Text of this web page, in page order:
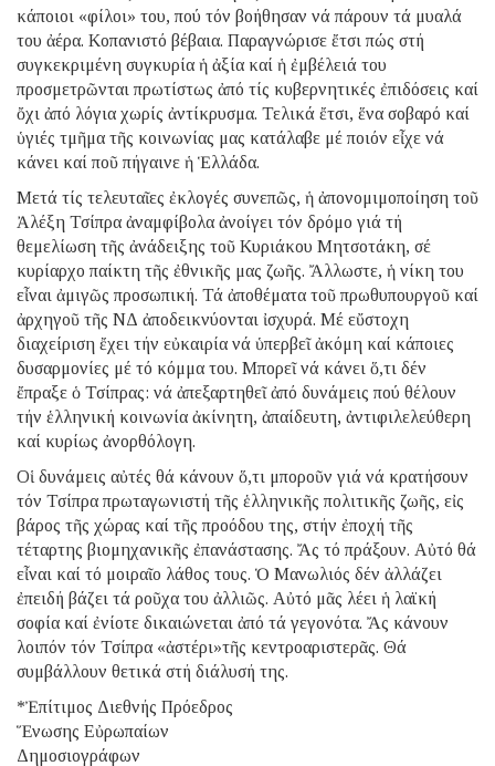
κάποιοι «φίλοι» του, πού τόν βοήθησαν νά πάρουν τά μυαλά
του ἀέρα. Κοπανιστό βέβαια. Παραγνώρισε ἔτσι πώς στή
συγκεκριμένη συγκυρία ἡ ἀξία καί ἡ ἐμβέλειά του
προσμετρῶνται πρωτίστως ἀπό τίς κυβερνητικές ἐπιδόσεις καί
ὄχι ἀπό λόγια χωρίς ἀντίκρυσμα. Τελικά ἔτσι, ἕνα σοβαρό καί
ὑγιές τμῆμα τῆς κοινωνίας μας κατάλαβε μέ ποιόν εἶχε νά
κάνει καί ποῦ πήγαινε ἡ Ἑλλάδα.
Μετά τίς τελευταῖες ἐκλογές συνεπῶς, ἡ ἀπονομιμοποίηση τοῦ
Ἀλέξη Τσίπρα ἀναμφίβολα ἀνοίγει τόν δρόμο γιά τή
θεμελίωση τῆς ἀνάδειξης τοῦ Κυριάκου Μητσοτάκη, σέ
κυρίαρχο παίκτη τῆς ἐθνικῆς μας ζωῆς. Ἄλλωστε, ἡ νίκη του
εἶναι ἀμιγῶς προσωπική. Τά ἀποθέματα τοῦ πρωθυπουργοῦ καί
ἀρχηγοῦ τῆς ΝΔ ἀποδεικνύονται ἰσχυρά. Μέ εὔστοχη
διαχείριση ἔχει τήν εὐκαιρία νά ὑπερβεῖ ἀκόμη καί κάποιες
δυσαρμονίες μέ τό κόμμα του. Μπορεῖ νά κάνει ὅ,τι δέν
ἔπραξε ὁ Τσίπρας: νά ἀπεξαρτηθεῖ ἀπό δυνάμεις πού θέλουν
τήν ἑλληνική κοινωνία ἀκίνητη, ἀπαίδευτη, ἀντιφιλελεύθερη
καί κυρίως ἀνορθόλογη.
Οἱ δυνάμεις αὐτές θά κάνουν ὅ,τι μποροῦν γιά νά κρατήσουν
τόν Τσίπρα πρωταγωνιστή τῆς ἑλληνικῆς πολιτικῆς ζωῆς, εἰς
βάρος τῆς χώρας καί τῆς προόδου της, στήν ἐποχή τῆς
τέταρτης βιομηχανικῆς ἐπανάστασης. Ἄς τό πράξουν. Αὐτό θά
εἶναι καί τό μοιραῖο λάθος τους. Ὁ Μανωλιός δέν ἀλλάζει
ἐπειδή βάζει τά ροῦχα του ἀλλιῶς. Αὐτό μᾶς λέει ἡ λαϊκή
σοφία καί ἐνίοτε δικαιώνεται ἀπό τά γεγονότα. Ἄς κάνουν
λοιπόν τόν Τσίπρα «ἀστέρι»τῆς κεντροαριστερᾶς. Θά
συμβάλλουν θετικά στή διάλυσή της.
*Ἐπίτιμος Διεθνής Πρόεδρος
Ἕνωσης Εὐρωπαίων
Δημοσιογράφων